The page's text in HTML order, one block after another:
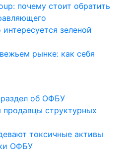
почему стоит обратить
интересуется зеленой
рынке: как себя
продавцы структурных
токсичные активы
ОФБУ